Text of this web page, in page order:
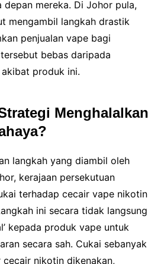
depan mereka. Di Johor pula,
mengambil langkah drastik
penjualan vape bagi
bebas daripada
produk ini.
Menghalalkan
langkah yang diambil oleh
kerajaan persekutuan
terhadap cecair vape nikotin
ini secara tidak langsung
kepada produk vape untuk
secara sah. Cukai sebanyak
nikotin dikenakan,